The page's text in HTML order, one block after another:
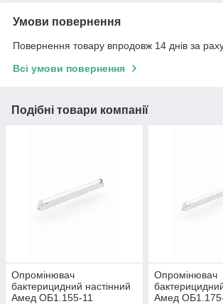
Умови повернення
Повернення товару впродовж 14 днів за
Всі умови повернення
Подібні товари компанії
Опромінювач
бактерицидний настінний
Амед ОБ1.155-11
Опромінювач
Амед